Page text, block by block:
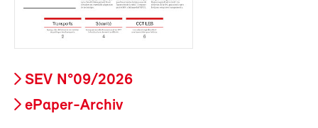
SEV N°09/2026
ePaper-Archiv